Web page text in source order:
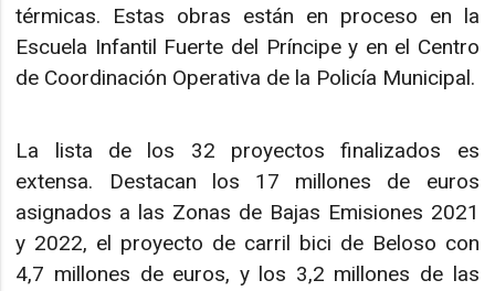
térmicas. Estas obras están en proceso en la
Escuela Infantil Fuerte del Príncipe y en el Centro
de Coordinación Operativa de la Policía Municipal.
La lista de los 32 proyectos finalizados es
extensa. Destacan los 17 millones de euros
asignados a las Zonas de Bajas Emisiones 2021
y 2022, el proyecto de carril bici de Beloso con
4,7 millones de euros, y los 3,2 millones de las